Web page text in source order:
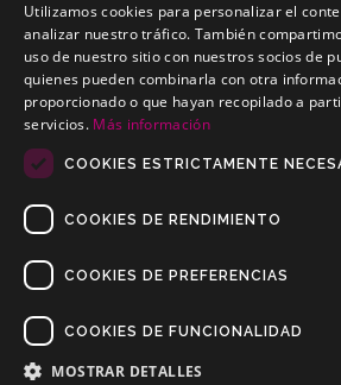
BMW X6 Tipo X6 /
Enganches económicos para BMW X6
Copyrights © 2019 Todos los Derechos
Condiciones de Venta /
Utilizamos cookies para personalizar el
analizar nuestro tráfico. También
uso de nuestro sitio con nuestros socios de
quienes pueden combinarla con otra
proporcionado o que hayan recopilado a
servicios. Más información
COOKIES ESTRICTAMENTE
COOKIES DE RENDIMIENTO
COOKIES DE PREFERENCIAS
COOKIES DE FUNCIONALIDAD
MOSTRAR DETALLES